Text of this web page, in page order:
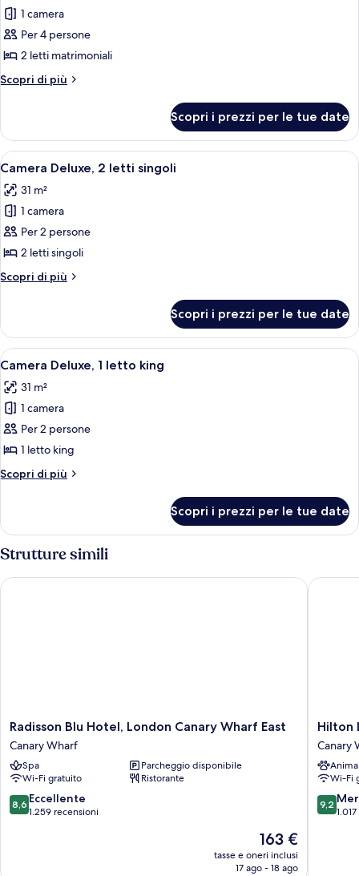
foto
per
Camera
Deluxe,
2
matrimoniali
1 camera
Per 4 persone
2 letti matrimoniali
Scopri di più
Altri
Deluxe,
letti
Scopri i prezzi per le tue date
Apri
tutte
le
foto
per
Camera
Deluxe,
2
singoli
Una camera d'albergo con due letti,
3
Camera Deluxe, 2 letti singoli
31 m²
1 camera
Per 2 persone
2 letti singoli
Scopri di più
Altri
Deluxe,
letti
Scopri i prezzi per le tue date
Apri
tutte
le
foto
per
Camera
Deluxe,
1
king
Una camera d'albergo con un letto
7
Camera Deluxe, 1 letto king
31 m²
1 camera
Per 2 persone
1 letto king
Scopri di più
Altri
Deluxe,
letto
Scopri i prezzi per le tue date
Strutture simili
Radisson
Blu
Hotel,
London
Canary
Wharf
East
Radisson Blu Hotel, London Canary Wharf East
Canary Wharf
Spa
Parcheggio disponibile
Wi-Fi gratuito
Ristorante
8.6
su
8,6 Eccellente
1.259 recensioni
Il
prezzo
attuale
163 €
tasse e oneri inclusi
17 ago - 18 ago
Radisson Blu Hotel, London Canary Wharf East
Hilton
London
Canary
Wharf
Canary
Wharf
Hilton
Canary
Wi-Fi
9.2
su
9,2
Hilton